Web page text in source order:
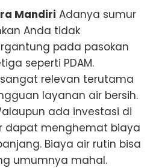
Mandiri Adanya sumur
Anda tidak
pada pasokan
seperti PDAM.
relevan terutama
layanan air bersih.
ada investasi di
dapat menghemat biaya
Biaya air rutin bisa
umumnya mahal.